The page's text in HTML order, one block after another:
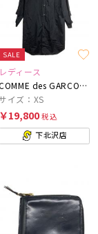
SALE
レディース
COMME des GARCONS
イズ：XS
￥19,800税込
下北沢店